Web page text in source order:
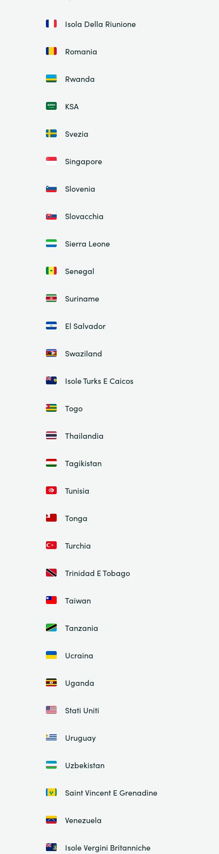
Isola Della Riunione
Romania
Rwanda
KSA
Svezia
Singapore
Slovenia
Slovacchia
Sierra Leone
Senegal
Suriname
El Salvador
Swaziland
Isole Turks E Caicos
Togo
Thailandia
Tagikistan
Tunisia
Tonga
Turchia
Trinidad E Tobago
Taiwan
Tanzania
Ucraina
Uganda
Stati Uniti
Uruguay
Uzbekistan
Saint Vincent E Grenadine
Venezuela
Isole Vergini Britanniche